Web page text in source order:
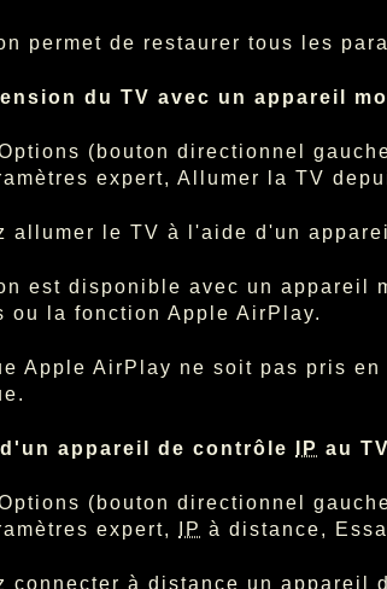
permet de restaurer tous les
du TV avec un appareil
(bouton directionnel
expert, Allumer la TV
allumer le TV à l'aide d'un
est disponible avec un appareil
ou la fonction Apple AirPlay.
Apple AirPlay ne soit pas pris
appareil de contrôle IP au
(bouton directionnel
expert,
IP à distance,
connecter à distance un appareil